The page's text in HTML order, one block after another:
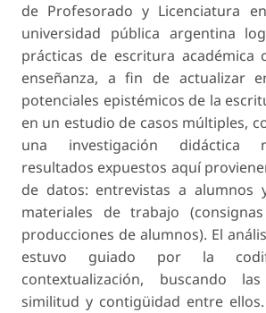
de Profesorado y Licenciatura
universidad pública argentina
prácticas de escritura académica
enseñanza, a fin de actualizar
potenciales epistémicos de la
en un estudio de casos múltiples,
una investigación didáctica
resultados expuestos aquí
de datos: entrevistas a alumnos
materiales de trabajo
producciones de alumnos). El
estuvo guiado por la
contextualización, buscando
similitud y contigüidad entre